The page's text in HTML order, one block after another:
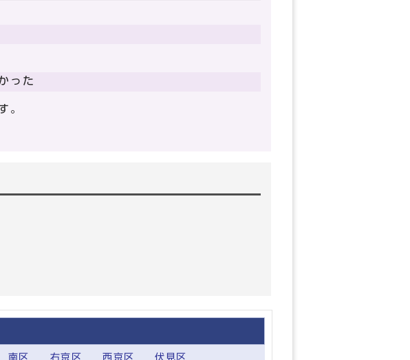
った
。
南区 右京区 西京区 伏見区